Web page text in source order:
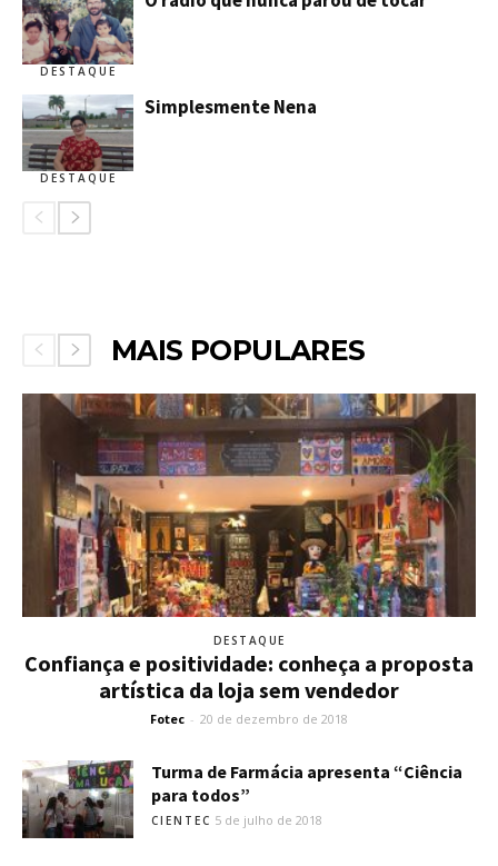
DESTAQUE
DESTAQUE
Simplesmente Nena
MAIS POPULARES
DESTAQUE
Confiança e positividade: conheça a proposta
artística da loja sem vendedor
Fotec - 20 de dezembro de 2018
Turma de Farmácia apresenta “Ciência
para todos”
CIENTEC 5 de julho de 2018